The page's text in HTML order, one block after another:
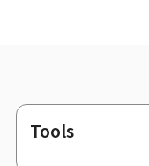
Footer
Tools